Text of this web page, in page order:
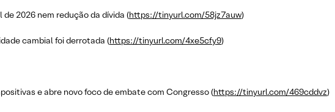
2026 nem redução da dívida (https://tinyurl.com/58jz7auw)
cambial foi derrotada (https://tinyurl.com/4xe5cfy9)
e abre novo foco de embate com Congresso (https://tinyurl.com/469cddvz)